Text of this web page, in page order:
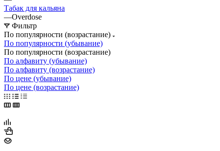
Табак для кальяна
—Overdose
Фильтр
По популярности (возрастание)
По популярности (убывание)
По популярности (возрастание)
По алфавиту (убывание)
По алфавиту (возрастание)
По цене (убывание)
По цене (возрастание)